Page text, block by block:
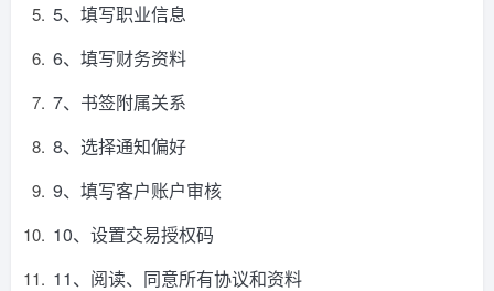
5、填写职业信息
6、填写财务资料
7、书签附属关系
8、选择通知偏好
9、填写客户账户审核
10、设置交易授权码
11、阅读、同意所有协议和资料